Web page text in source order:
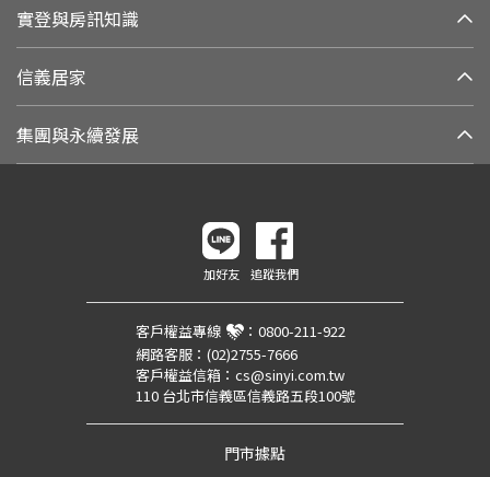
實登與房訊知識
信義居家
集團與永續發展
加好友 追蹤我們
客戶權益專線 ： 0800-211-922
網路客服： (02)2755-7666
客戶權益信箱： cs@sinyi.com.tw
110 台北市信義區信義路五段100號
門市據點